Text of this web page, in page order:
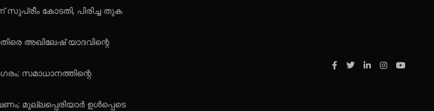
സുപ്രീം കോടതി, പിരിച്ച തുക
അഖിലേഷ് യാദവിന്റെ
സമാധാനത്തിന്റെ
മുല്ലപ്പെരിയാർ ഉൾപ്പെടെ